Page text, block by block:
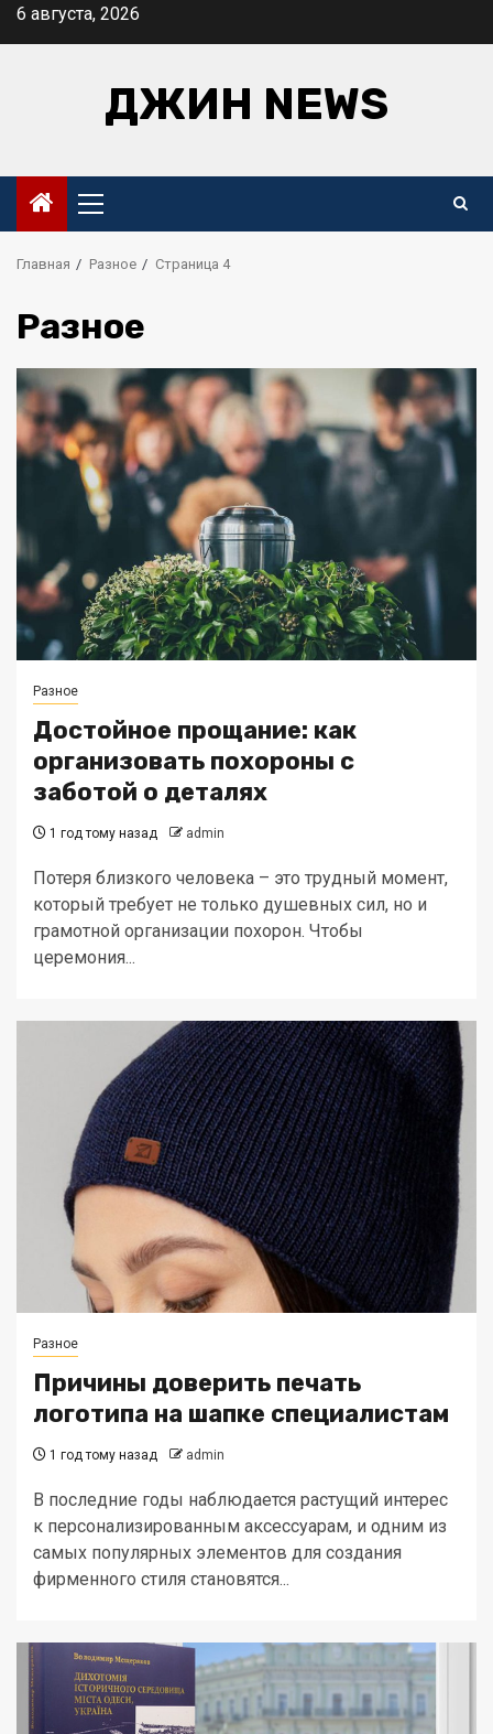
Перейти
6 августа, 2026
ДЖИН NEWS
Основное
меню
Главная Разное Страница 4
Разное
Разное
Достойное прощание: как
организовать похороны с
заботой о деталях
1 год тому назад admin
Потеря близкого человека – это трудный момент,
который требует не только душевных сил, но и
грамотной организации похорон. Чтобы
церемония...
Разное
Причины доверить печать
логотипа на шапке специалистам
1 год тому назад admin
В последние годы наблюдается растущий интерес
к персонализированным аксессуарам, и одним из
самых популярных элементов для создания
фирменного стиля становятся...